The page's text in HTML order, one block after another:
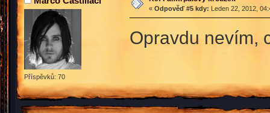
Příspěvků: 70
« Odpověď #5 kdy: Leden 22, 2012,
Opravdu nevím,